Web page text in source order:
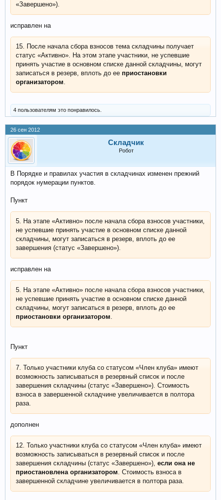
«Завершено»).
исправлен на
15. После начала сбора взносов тема складчины получает
статус «Активно». На этом этапе участники, не успевшие
принять участие в основном списке данной складчины, могут
записаться в резерв, вплоть до ее приостановки
организатором.
4 пользователям это понравилось.
26 сен 2012
Складчик
Робот
В Порядке и правилах участия в складчинах изменен прежний
порядок нумерации пунктов.
Пункт
5. На этапе «Активно» после начала сбора взносов участники,
не успевшие принять участие в основном списке данной
складчины, могут записаться в резерв, вплоть до ее
завершения (статус «Завершено»).
исправлен на
5. На этапе «Активно» после начала сбора взносов участники,
не успевшие принять участие в основном списке данной
складчины, могут записаться в резерв, вплоть до ее
приостановки организатором.
Пункт
7. Только участники клуба со статусом «Член клуба» имеют
возможность записываться в резервный список и после
завершения складчины (статус «Завершено»). Стоимость
взноса в завершенной складчине увеличивается в полтора
раза.
дополнен
12. Только участники клуба со статусом «Член клуба» имеют
возможность записываться в резервный список и после
завершения складчины (статус «Завершено»), если она не
приостановлена организатором. Стоимость взноса в
завершенной складчине увеличивается в полтора раза.